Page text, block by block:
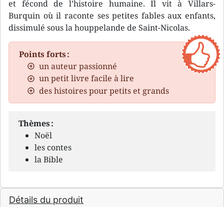
et fécond de l’histoire humaine. Il vit à Villars-
Burquin où il raconte ses petites fables aux enfants,
dissimulé sous la houppelande de Saint-Nicolas.
Points forts :
un auteur passionné
un petit livre facile à lire
des histoires pour petits et grands
Thèmes :
Noël
les contes
la Bible
Détails du produit